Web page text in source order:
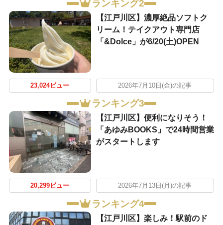
ランキング2
【江戸川区】濃厚絶品ソフトク
リーム！テイクアウト専門店
「&Dolce」が6/20(土)OPEN
23,024ビュー 2026年7月10日(金)の記事
ランキング3
【江戸川区】便利になりそう！
「あゆみBOOKS」で24時間営業
がスタートします
20,299ビュー 2026年7月13日(月)の記事
ランキング4
【江戸川区】楽しみ！駅前のド